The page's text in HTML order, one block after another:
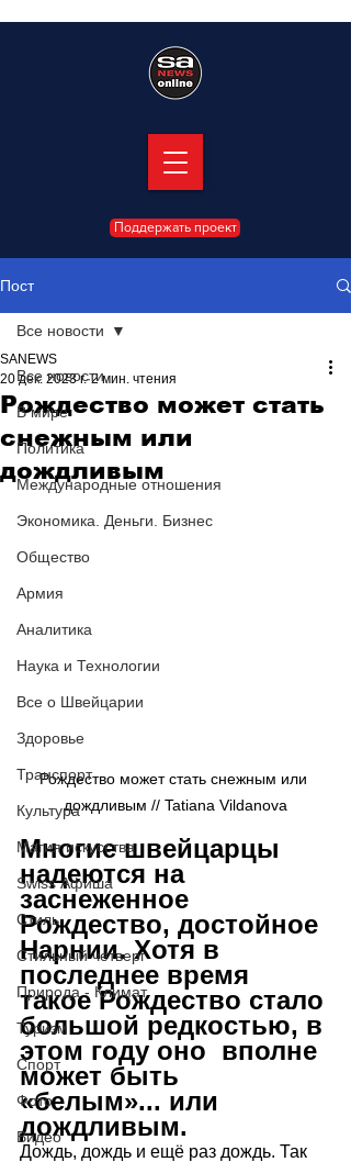
Поддержать проект
Пост
Все новости
В мире
Политика
Международные отношения
Экономика. Деньги. Бизнес
Общество
Армия
Аналитика
Наука и Технологии
Все о Швейцарии
Здоровье
Транспорт
Культура
Магия искусства
Swiss Афиша
Стиль
Стильный четверг
Природа - Климат
Туризм
Спорт
Фото
Видео
Все новости
Рождество может стать
снежным или
дождливым
SANEWS
20 дек. 2023 г. 2 мин. чтения
Рождество может стать снежным или
дождливым // Tatiana Vildanova
Многие швейцарцы
надеются на
заснеженное
Рождество, достойное
Нарнии. Хотя в
последнее время
такое Рождество стало
большой редкостью, в
этом году оно  вполне
может быть
«белым»... или
дождливым.
Дождь, дождь и ещё раз дождь. Так